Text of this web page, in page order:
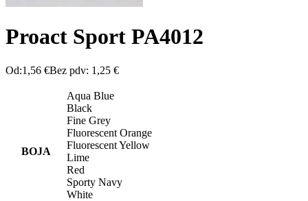
Proact Sport PA4012
Od:1,56 €Bez pdv: 1,25 €
BOJA
Aqua Blue
Black
Fine Grey
Fluorescent Orange
Fluorescent Yellow
Lime
Red
Sporty Navy
White